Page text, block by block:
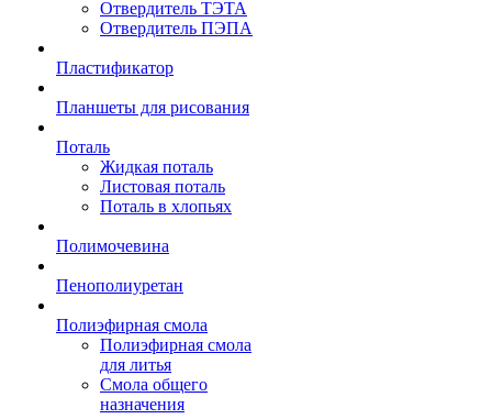
Отвердитель ТЭТА
Отвердитель ПЭПА
Пластификатор
Планшеты для рисования
Поталь
Жидкая поталь
Листовая поталь
Поталь в хлопьях
Полимочевина
Пенополиуретан
Полиэфирная смола
Полиэфирная смола
для литья
Смола общего
назначения